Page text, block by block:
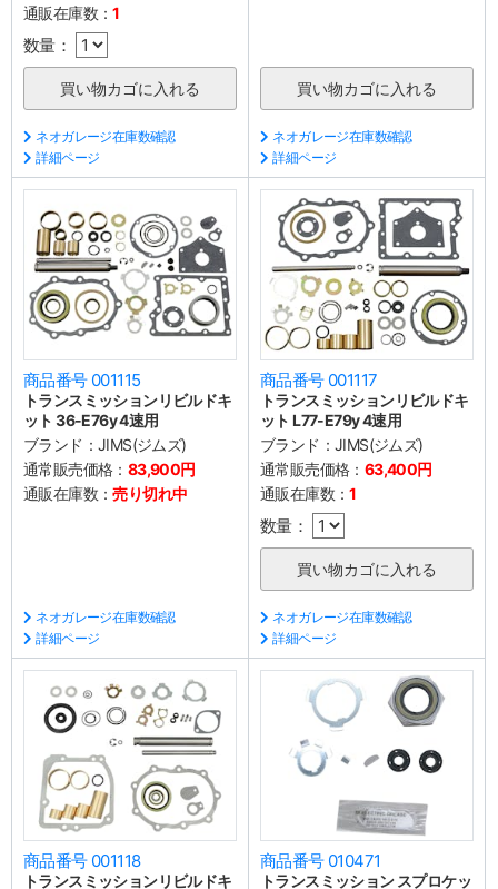
通販在庫数：1
数量：
ネオガレージ在庫数確認
詳細ページ
ネオガレージ在庫数確認
詳細ページ
商品番号 001115
トランスミッションリビルドキ
ット 36-E76y 4速用
ブランド： JIMS(ジムズ)
通常販売価格： 83,900円
通販在庫数：売り切れ中
ネオガレージ在庫数確認
詳細ページ
商品番号 001117
トランスミッションリビルドキ
ット L77-E79y 4速用
ブランド： JIMS(ジムズ)
通常販売価格： 63,400円
通販在庫数：1
数量：
ネオガレージ在庫数確認
詳細ページ
商品番号 001118
トランスミッションリビルドキ
商品番号 010471
トランスミッション スプロケッ